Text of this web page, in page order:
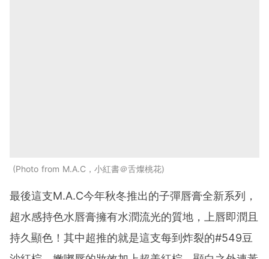
Photo from M.A.C，小紅書＠舌燦桃花
最後這支M.A.C今年秋冬推出的子彈唇膏全新系列，
超水感持色水唇膏擁有水潤流光的質地，上唇即潤且
持久顯色！其中超推的就是這支每到炸裂的#549豆